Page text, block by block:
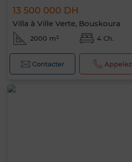
13 500 000 DH
Villa à Ville Verte, Bouskoura
2000 m² 4 Ch.
Contacter Appelez